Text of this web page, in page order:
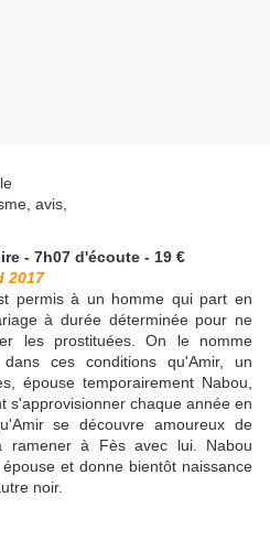
- 7h07 d'écoute - 19 €
2017
permis à un homme qui part en
à durée déterminée pour ne
les prostituées. On le nomme
ces conditions qu'Amir, un
épouse temporairement Nabou,
s'approvisionner chaque année en
se découvre amoureux de
ramener à Fès avec lui. Nabou
et donne bientôt naissance
noir.